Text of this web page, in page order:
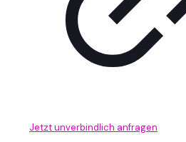
Jetzt unverbindlich anfragen